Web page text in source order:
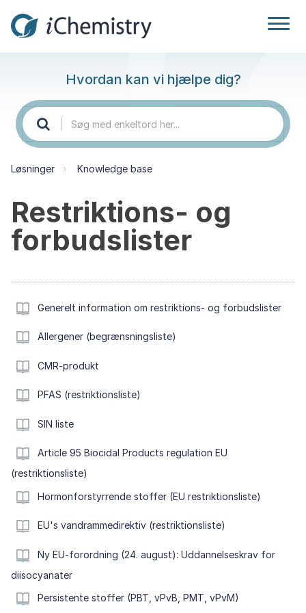
Hvordan kan vi hjælpe dig?
Løsninger Knowledge base
Restriktions- og
forbudslister
Generelt information om restriktions- og forbudslister
Allergener (begrænsningsliste)
CMR-produkt
PFAS (restriktionsliste)
SIN liste
Article 95 Biocidal Products regulation EU
(restriktionsliste)
Hormonforstyrrende stoffer (EU restriktionsliste)
EU's vandrammedirektiv (restriktionsliste)
Ny EU-forordning (24. august): Uddannelseskrav for
diisocyanater
Persistente stoffer (PBT, vPvB, PMT, vPvM)